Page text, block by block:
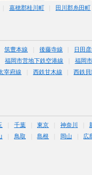
嘉穂郡桂川町 田川郡糸田町
筑豊本線 後藤寺線 日田
福岡市営地下鉄空港線 福岡
宰府線 西鉄甘木線 西鉄貝
千葉 東京 神奈川
鳥取 島根 岡山 広